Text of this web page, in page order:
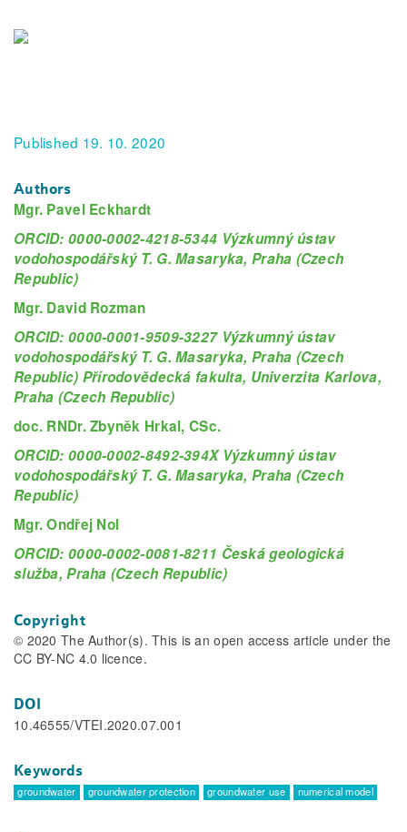
Published 19. 10. 2020
Authors
Mgr. Pavel Eckhardt
ORCID: 0000-0002-4218-5344 Výzkumný ústav
vodohospodářský T. G. Masaryka, Praha (Czech
Republic)
Mgr. David Rozman
ORCID: 0000-0001-9509-3227 Výzkumný ústav
vodohospodářský T. G. Masaryka, Praha (Czech
Republic) Přírodovědecká fakulta, Univerzita Karlova,
Praha (Czech Republic)
doc. RNDr. Zbyněk Hrkal, CSc.
ORCID: 0000-0002-8492-394X Výzkumný ústav
vodohospodářský T. G. Masaryka, Praha (Czech
Republic)
Mgr. Ondřej Nol
ORCID: 0000-0002-0081-8211 Česká geologická
služba, Praha (Czech Republic)
Copyright
© 2020 The Author(s). This is an open access article under the
CC BY-NC 4.0 licence.
DOI
10.46555/VTEI.2020.07.001
Keywords
groundwater groundwater protection groundwater use numerical model